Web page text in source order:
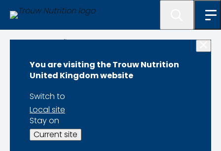
You are visiting the Trouw Nutrition
United Kingdom website
Switch to
Local site
Stay on
Current site
Programme lister
Program redukcji
antybiotyków